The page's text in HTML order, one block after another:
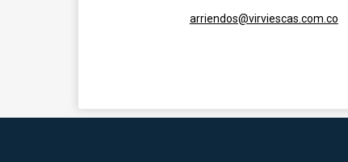
arriendos@virviescas.com.co